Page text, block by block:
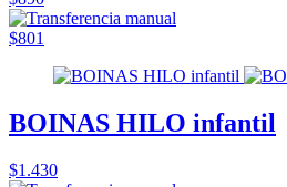
$801
BOINAS HILO infantil
$1.430